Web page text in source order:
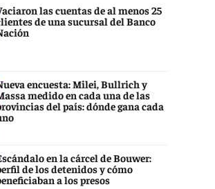
las cuentas de al menos 25
de una sucursal del Banco
encuesta: Milei, Bullrich y
medido en cada una de las
del país: dónde gana cada
en la cárcel de Bouwer:
de los detenidos y cómo
a los presos